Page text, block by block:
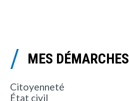
MES DÉMARCHES
Citoyenneté
État civil